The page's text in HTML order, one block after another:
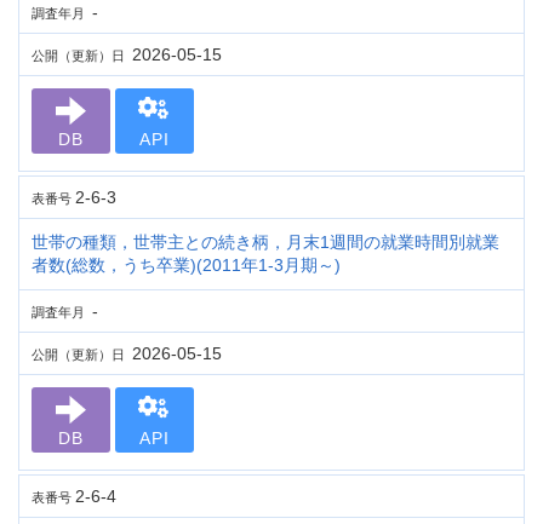
調査年月 -
公開（更新）日 2026-05-15
DB API
表番号 2-6-3
世帯の種類，世帯主との続き柄，月末1週間の就業時間別就業
者数(総数，うち卒業)(2011年1-3月期～)
調査年月 -
公開（更新）日 2026-05-15
DB API
表番号 2-6-4